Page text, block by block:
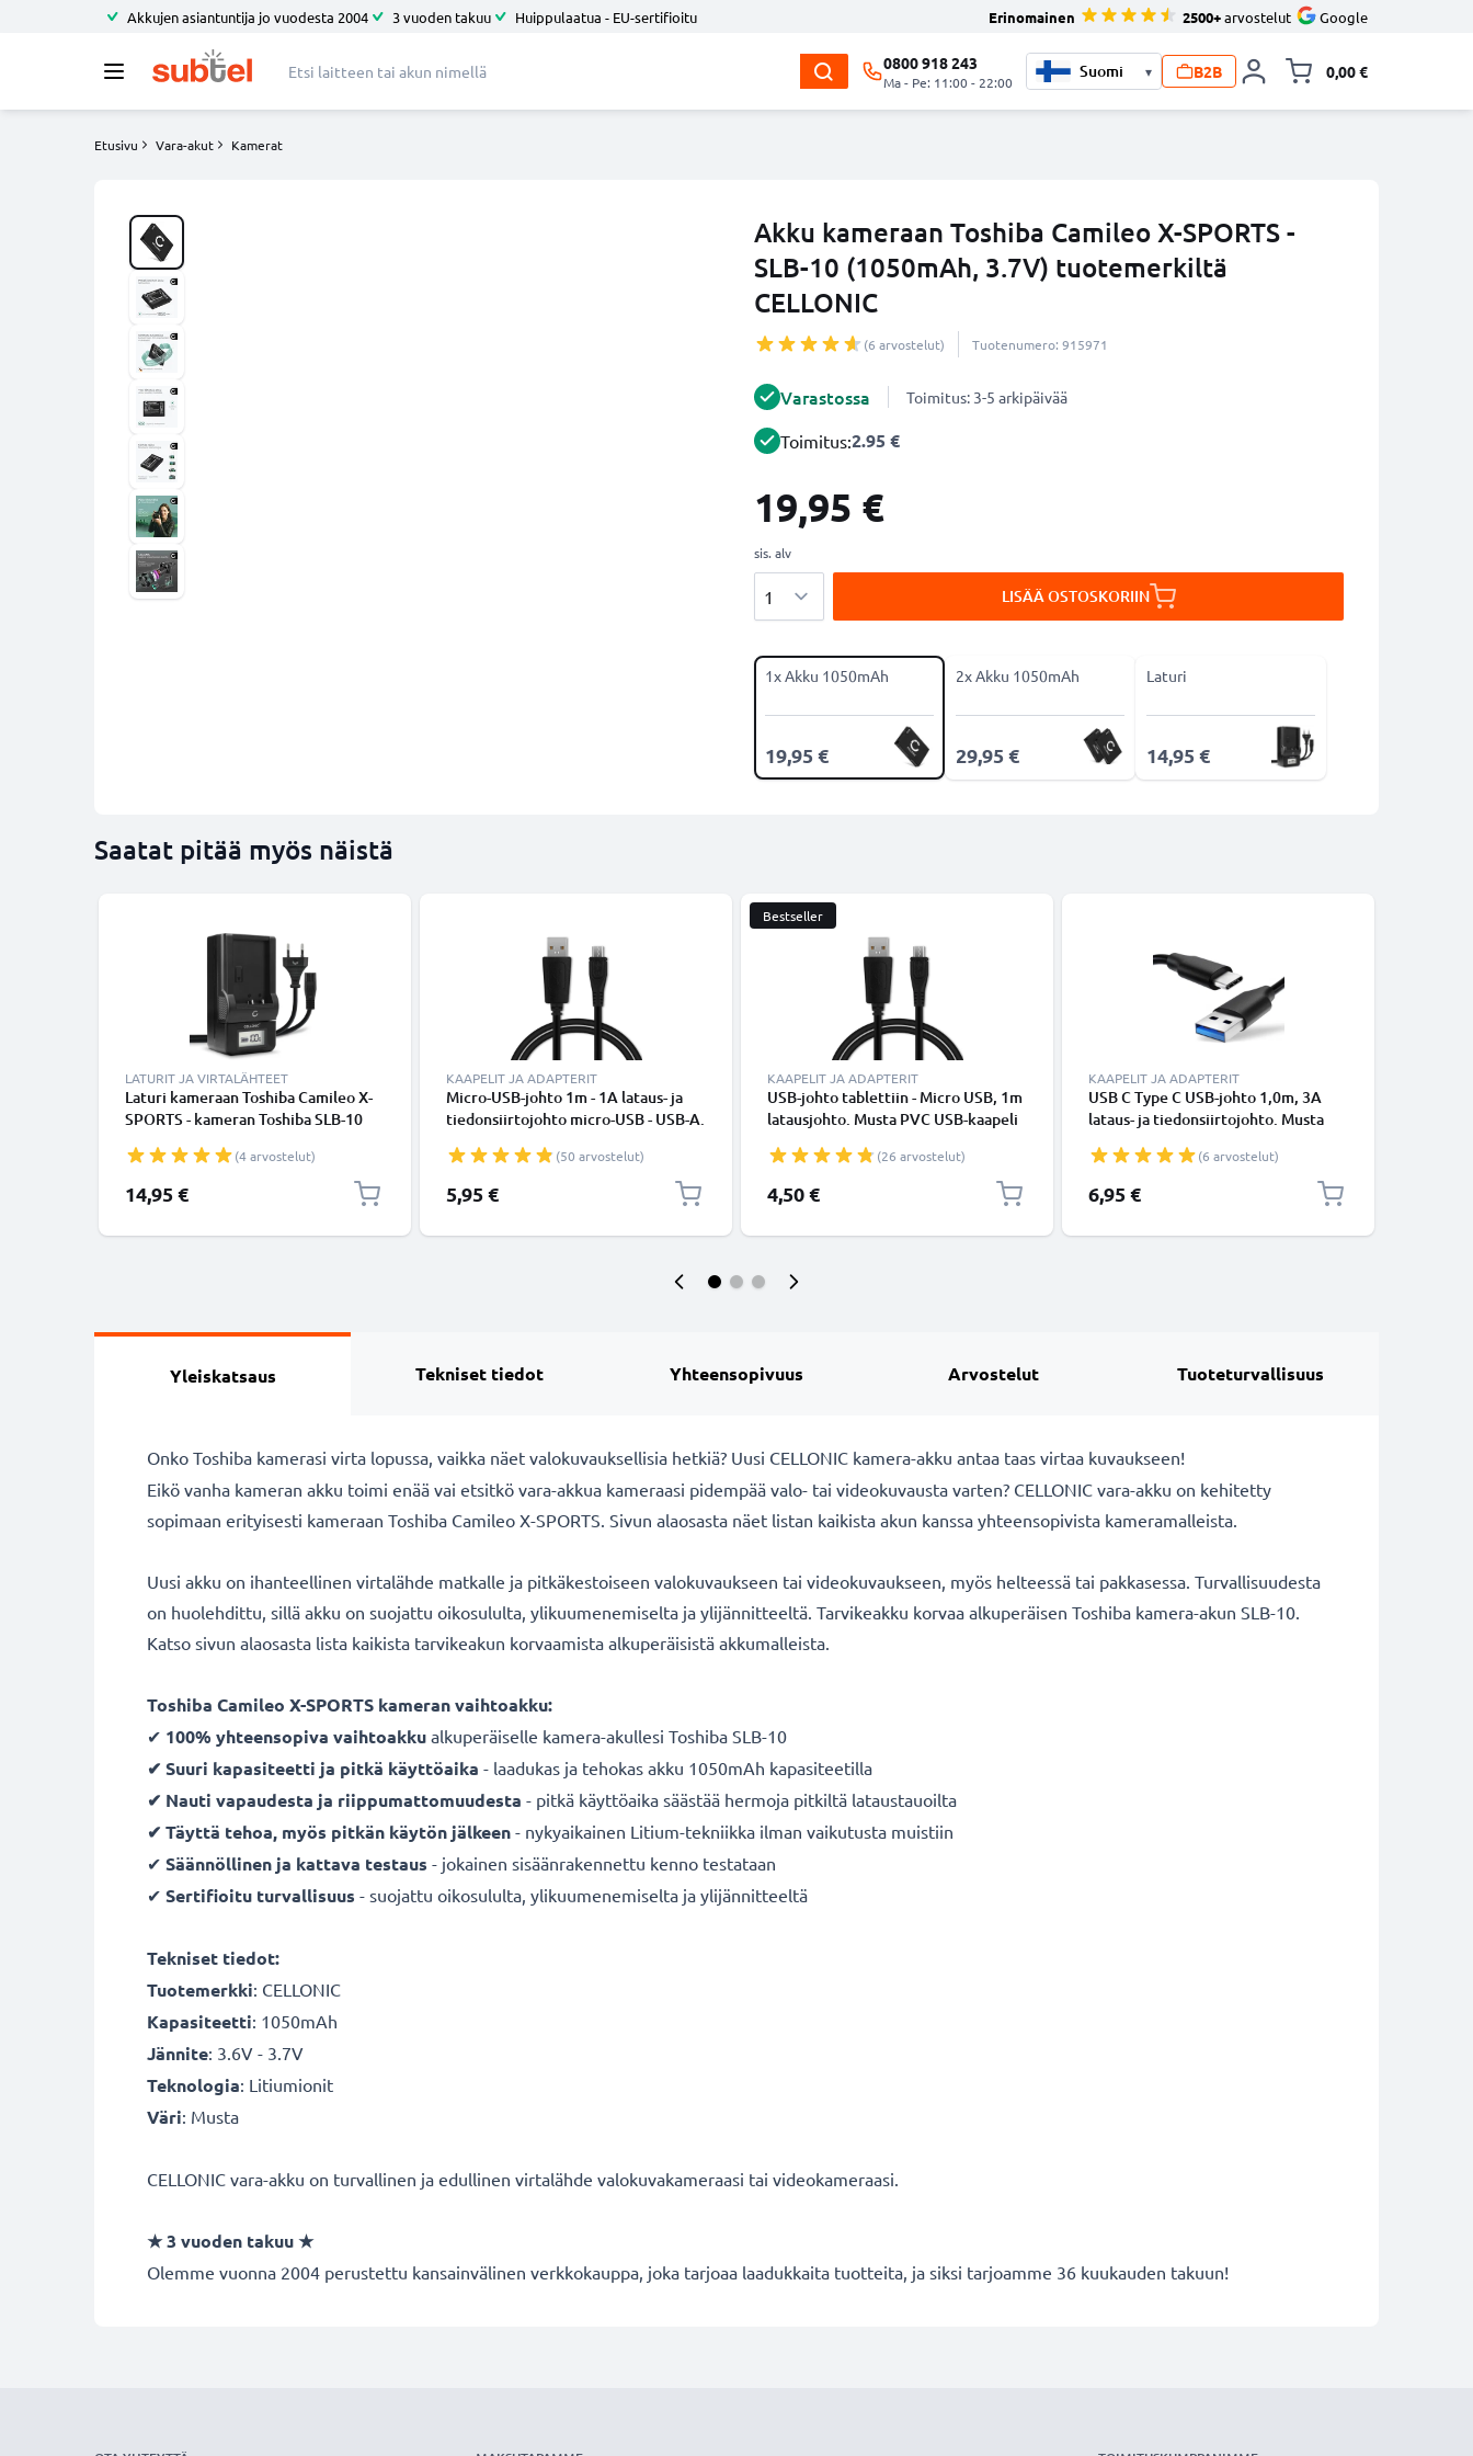
Akkujen asiantuntija jo vuodesta 2004 3 vuoden takuu Huippulaatua - EU-sertifioitu Erinomainen 2500+arvostelut Google
0800 918 243
Ma - Pe: 11:00 - 22:00
▾ B2B 0,00 €
Etusivu Vara-akut Kamerat
Akku kameraan Toshiba Camileo X-SPORTS -
SLB-10 (1050mAh, 3.7V) tuotemerkiltä
CELLONIC
(6 arvostelut) Tuotenumero: 915971
Varastossa Toimitus: 3-5 arkipäivää
Toimitus:2.95 €
19,95 €
sis. alv
LISÄÄ OSTOSKORIIN
1x Akku 1050mAh
19,95 €
2x Akku 1050mAh
29,95 €
Laturi
14,95 €
Saatat pitää myös näistä
LATURIT JA VIRTALÄHTEET
Laturi kameraan Toshiba Camileo X-
SPORTS - kameran Toshiba SLB-10
(4 arvostelut)
14,95 €
KAAPELIT JA ADAPTERIT
Micro-USB-johto 1m - 1A lataus- ja
tiedonsiirtojohto micro-USB - USB-A.
(50 arvostelut)
5,95 €
Bestseller
KAAPELIT JA ADAPTERIT
USB-johto tablettiin - Micro USB, 1m
latausjohto. Musta PVC USB-kaapeli
(26 arvostelut)
4,50 €
KAAPELIT JA ADAPTERIT
USB C Type C USB-johto 1,0m, 3A
lataus- ja tiedonsiirtojohto. Musta
USB-kaapeli
(6 arvostelut)
6,95 €
Yleiskatsaus Tekniset tiedot Yhteensopivuus Arvostelut Tuoteturvallisuus
Onko Toshiba kamerasi virta lopussa, vaikka näet valokuvauksellisia hetkiä? Uusi CELLONIC kamera-akku antaa taas virtaa kuvaukseen!
Eikö vanha kameran akku toimi enää vai etsitkö vara-akkua kameraasi pidempää valo- tai videokuvausta varten? CELLONIC vara-akku on kehitetty
sopimaan erityisesti kameraan Toshiba Camileo X-SPORTS. Sivun alaosasta näet listan kaikista akun kanssa yhteensopivista kameramalleista.
Uusi akku on ihanteellinen virtalähde matkalle ja pitkäkestoiseen valokuvaukseen tai videokuvaukseen, myös helteessä tai pakkasessa. Turvallisuudesta
on huolehdittu, sillä akku on suojattu oikosululta, ylikuumenemiselta ja ylijännitteeltä. Tarvikeakku korvaa alkuperäisen Toshiba kamera-akun SLB-10.
Katso sivun alaosasta lista kaikista tarvikeakun korvaamista alkuperäisistä akkumalleista.
Toshiba Camileo X-SPORTS kameran vaihtoakku:
✔ 100% yhteensopiva vaihtoakku alkuperäiselle kamera-akullesi Toshiba SLB-10
✔ Suuri kapasiteetti ja pitkä käyttöaika - laadukas ja tehokas akku 1050mAh kapasiteetilla
✔ Nauti vapaudesta ja riippumattomuudesta - pitkä käyttöaika säästää hermoja pitkiltä lataustauoilta
✔ Täyttä tehoa, myös pitkän käytön jälkeen - nykyaikainen Litium-tekniikka ilman vaikutusta muistiin
✔ Säännöllinen ja kattava testaus - jokainen sisäänrakennettu kenno testataan
✔ Sertifioitu turvallisuus - suojattu oikosululta, ylikuumenemiselta ja ylijännitteeltä
Tekniset tiedot:
Tuotemerkki: CELLONIC
Kapasiteetti: 1050mAh
Jännite: 3.6V - 3.7V
Teknologia: Litiumionit
Väri: Musta
CELLONIC vara-akku on turvallinen ja edullinen virtalähde valokuvakameraasi tai videokameraasi.
★3 vuoden takuu★
Olemme vuonna 2004 perustettu kansainvälinen verkkokauppa, joka tarjoaa laadukkaita tuotteita, ja siksi tarjoamme 36 kuukauden takuun!